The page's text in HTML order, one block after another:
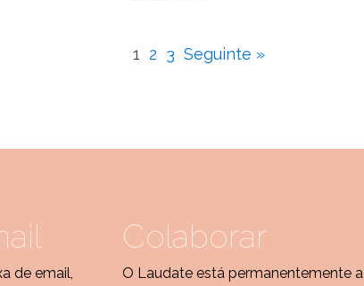
1 2 3 Seguinte »
de email,
Colaborar
O Laudate está permanentemente a